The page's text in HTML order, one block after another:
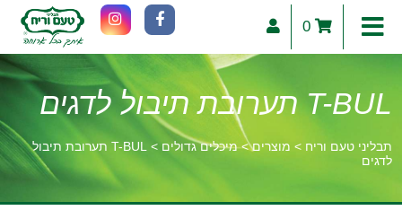
0
T-BUL תערובת תיבול לדגים
תבליני טעם וריח > מוצרים>מיכלים גדולים >
T-BUL תערובת תיבול
לדגים